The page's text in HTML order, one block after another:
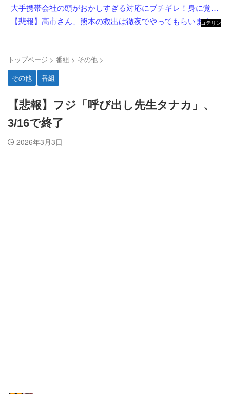
大手携帯会社の頭がおかしすぎる対応にブチギレ！身に覚えのない請求書を「社長の名前だから払え」と突っ返された社長秘書の愚痴
【悲報】高市さん、熊本の救出は徹夜でやってもらいますと言ってしまいめっちゃ炎上してしまうw w w w w w w w w
コテリン
トップページ > 番組 > その他 >
その他
番組
【悲報】フジ「呼び出し先生タナカ」、
3/16で終了
2026年3月3日